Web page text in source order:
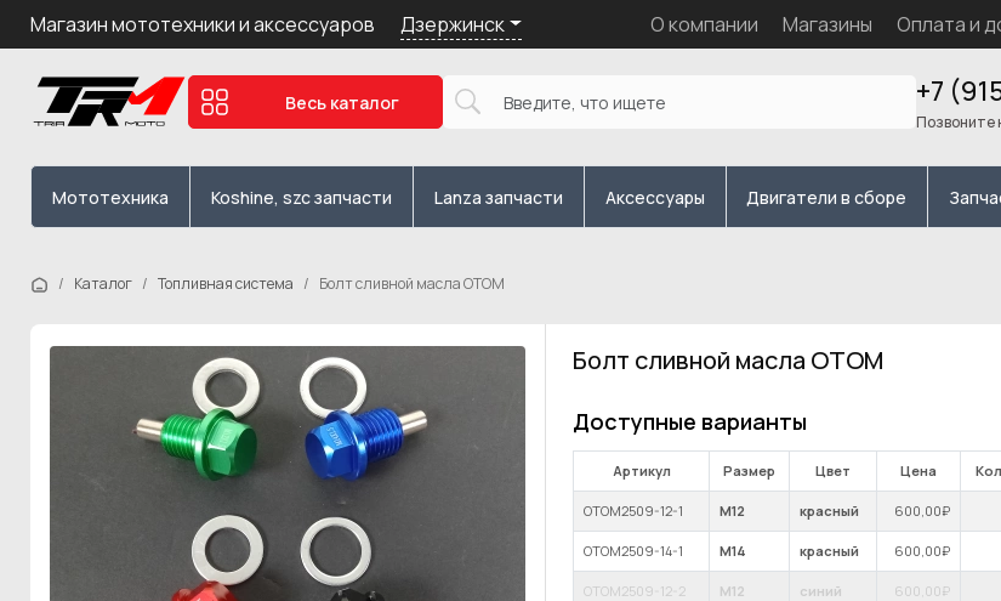
Магазин мототехники и аксессуаров Дзержинск О компании Магазины Оплата и
Весь каталог +7
Позвоните
Мототехника Koshine, szc запчасти Lanza запчасти Аксессуары Двигатели в сборе
Каталог Топливная система Болт сливной масла OTOM
Болт сливной масла OTOM
Доступные варианты
Артикул Размер Цвет Цена
OTOM2509-12-1 M12 красный 600,00₽
OTOM2509-14-1 M14 красный 600,00₽
OTOM2509-12-2 M12 синий 600 ,00₽